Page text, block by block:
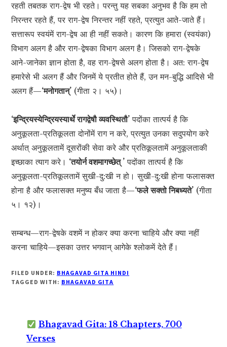
रहती तबतक राग-द्वेष भी रहते। परन्तु यह सबका अनुभव है कि हम तो
निरन्तर रहते हैं, पर राग-द्वेष निरन्तर नहीं रहते, प्रत्युत आते-जाते हैं।
सत्तारूप स्वयंमें राग-द्वेष आ ही नहीं सकते। कारण कि हमारा (स्वयंका)
विभाग अलग है और राग-द्वेषका विभाग अलग है। जिसको राग-द्वेषके
आने-जानेका ज्ञान होता है, वह राग-द्वेषसे अलग होता है। अत: राग-द्वेष
हमारेसे भी अलग हैं और जिनमें ये प्रतीत होते हैं, उन मन-बुद्धि आदिसे भी
अलग हैं—‘मनोगतान्’ (गीता २। ५५)।
‘इन्द्रियस्येन्द्रियस्यार्थे रागद्वेषौ व्यवस्थितौ’ पदोंका तात्पर्य है कि
अनुकूलता-प्रतिकूलता दोनोंमें राग न करे, प्रत्युत उनका सदुपयोग करे
अर्थात् अनुकूलतामें दूसरोंकी सेवा करे और प्रतिकूलतामें अनुकूलताकी
इच्छाका त्याग करे। ‘तयोर्न वशमागच्छेत् ’ पदोंका तात्पर्य है कि
अनुकूलता-प्रतिकूलतामें सुखी-दु:खी न हो। सुखी-दु:खी होना फलासक्त
होना है और फलासक्त मनुष्य बँध जाता है—‘फले सक्तो निबध्यते’ (गीता
५। १२)।
सम्बन्ध—राग-द्वेषके वशमें न होकर क्या करना चाहिये और क्या नहीं
करना चाहिये—इसका उत्तर भगवान् आगेके श्लोकमें देते हैं।
FILED UNDER: BHAGAVAD GITA HINDI
TAGGED WITH: BHAGAVAD GITA
Bhagavad Gita: 18 Chapters, 700
Verses